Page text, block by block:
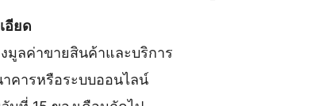
อียด
มูลค่าขายสินค้าและบริการ
คารหรือระบบออนไลน์